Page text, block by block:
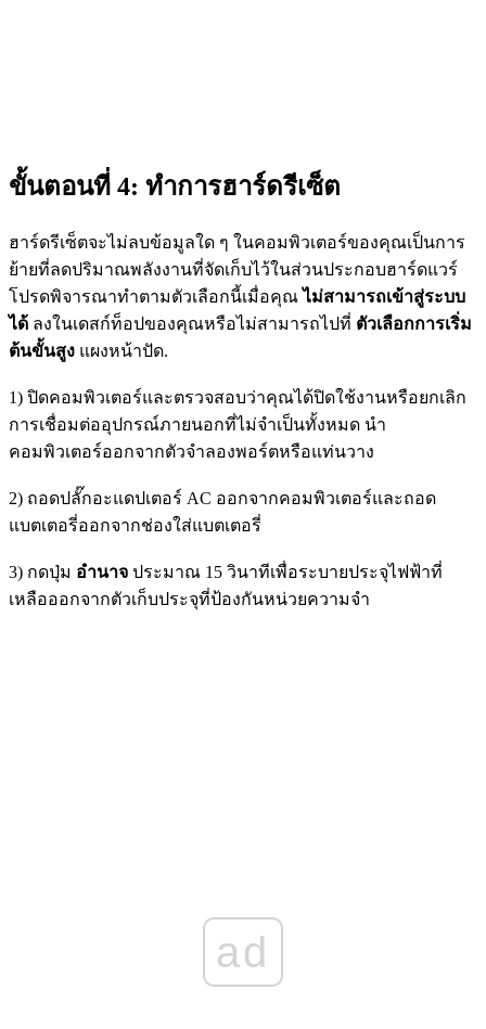
ขั้นตอนที่ 4: ทำการฮาร์ดรีเซ็ต
ฮาร์ดรีเซ็ตจะไม่ลบข้อมูลใด ๆ ในคอมพิวเตอร์ของคุณเป็นการ
ย้ายที่ลดปริมาณพลังงานที่จัดเก็บไว้ในส่วนประกอบฮาร์ดแวร์
โปรดพิจารณาทำตามตัวเลือกนี้เมื่อคุณ ไม่สามารถเข้าสู่ระบบ
ได้ ลงในเดสก์ท็อปของคุณหรือไม่สามารถไปที่ ตัวเลือกการเริ่ม
ต้นขั้นสูง แผงหน้าปัด.
1) ปิดคอมพิวเตอร์และตรวจสอบว่าคุณได้ปิดใช้งานหรือยกเลิก
การเชื่อมต่ออุปกรณ์ภายนอกที่ไม่จำเป็นทั้งหมด นำ
คอมพิวเตอร์ออกจากตัวจำลองพอร์ตหรือแท่นวาง
2) ถอดปลั๊กอะแดปเตอร์ AC ออกจากคอมพิวเตอร์และถอด
แบตเตอรี่ออกจากช่องใส่แบตเตอรี่
3) กดปุ่ม อำนาจ ประมาณ 15 วินาทีเพื่อระบายประจุไฟฟ้าที่
เหลือออกจากตัวเก็บประจุที่ป้องกันหน่วยความจำ
ad